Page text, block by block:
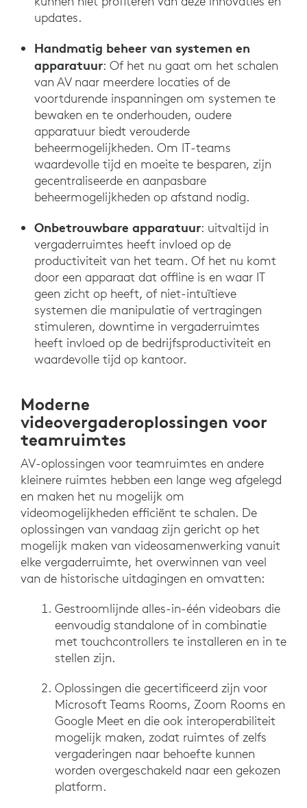
updates.
Handmatig beheer van systemen en
apparatuur: Of het nu gaat om het schalen
van AV naar meerdere locaties of de
voortdurende inspanningen om systemen te
bewaken en te onderhouden, oudere
apparatuur biedt verouderde
beheermogelijkheden. Om IT-teams
waardevolle tijd en moeite te besparen, zijn
gecentraliseerde en aanpasbare
beheermogelijkheden op afstand nodig.
Onbetrouwbare apparatuur: uitvaltijd in
vergaderruimtes heeft invloed op de
productiviteit van het team. Of het nu komt
door een apparaat dat offline is en waar IT
geen zicht op heeft, of niet-intuïtieve
systemen die manipulatie of vertragingen
stimuleren, downtime in vergaderruimtes
heeft invloed op de bedrijfsproductiviteit en
waardevolle tijd op kantoor.
Moderne
videovergaderoplossingen voor
teamruimtes
AV-oplossingen voor teamruimtes en andere
kleinere ruimtes hebben een lange weg afgelegd
en maken het nu mogelijk om
videomogelijkheden efficiënt te schalen. De
oplossingen van vandaag zijn gericht op het
mogelijk maken van videosamenwerking vanuit
elke vergaderruimte, het overwinnen van veel
van de historische uitdagingen en omvatten:
Gestroomlijnde alles-in-één videobars die
eenvoudig standalone of in combinatie
met touchcontrollers te installeren en in te
stellen zijn.
Oplossingen die gecertificeerd zijn voor
Microsoft Teams Rooms, Zoom Rooms en
Google Meet en die ook interoperabiliteit
mogelijk maken, zodat ruimtes of zelfs
vergaderingen naar behoefte kunnen
worden overgeschakeld naar een gekozen
platform.